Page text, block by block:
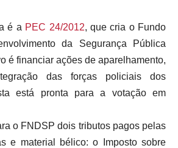
é a PEC 24/2012, que cria o Fundo
da Segurança Pública
é financiar ações de aparelhamento,
das forças policiais dos
está pronta para a votação em
o FNDSP dois tributos pagos pelas
e material bélico: o Imposto sobre